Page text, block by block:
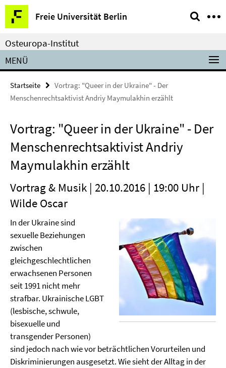
Springe
direkt
zu
Inhalt
Freie Universität Berlin
Service-
Navigation
Osteuropa-Institut
MENÜ
Startseite
Vortrag: "Queer in der Ukraine" - Der
Menschenrechtsaktivist Andriy Maymulakhin erzählt
Vortrag: "Queer in der Ukraine" - Der
Menschenrechtsaktivist Andriy
Maymulakhin erzählt
Vortrag & Musik | 20.10.2016 | 19:00 Uhr |
Wilde Oscar
In der Ukraine sind
sexuelle Beziehungen
zwischen
gleichgeschlechtlichen
erwachsenen Personen
seit 1991 nicht mehr
strafbar. Ukrainische LGBT
(lesbische, schwule,
bisexuelle und
transgender Personen)
sind jedoch nach wie vor beträchtlichen Vorurteilen und
Diskriminierungen ausgesetzt. Wie sieht der Alltag in der